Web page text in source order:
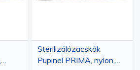
Sterilizálózacskók
Pupinel PRIMA, nylon,